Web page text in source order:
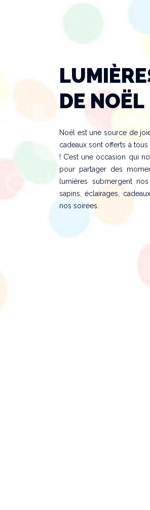
DE NOËL
Noël est une source de
cadeaux sont offerts à
! C’est une occasion qui
pour partager des
lumières submergent
sapins, éclairages,
nos soirées.